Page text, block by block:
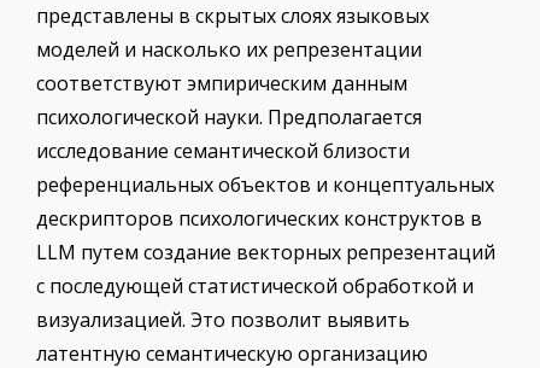
представлены в скрытых слоях языковых
моделей и насколько их репрезентации
соответствуют эмпирическим данным
психологической науки. Предполагается
исследование семантической близости
референциальных объектов и концептуальных
дескрипторов психологических конструктов в
LLM путем создание векторных репрезентаций
с последующей статистической обработкой и
визуализацией. Это позволит выявить
латентную семантическую организацию